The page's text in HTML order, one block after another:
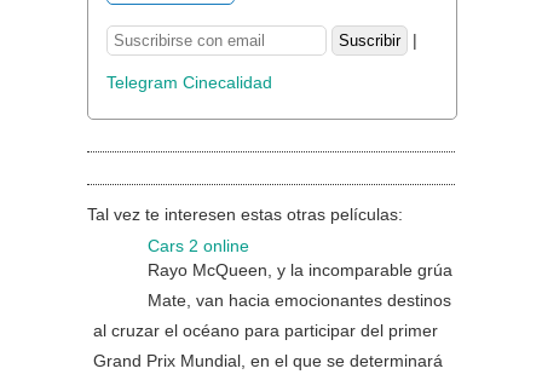
|
Telegram Cinecalidad
Tal vez te interesen estas otras películas:
Cars 2 online
Rayo McQueen, y la incomparable grúa
Mate, van hacia emocionantes destinos
al cruzar el océano para participar del primer
Grand Prix Mundial, en el que se determinará